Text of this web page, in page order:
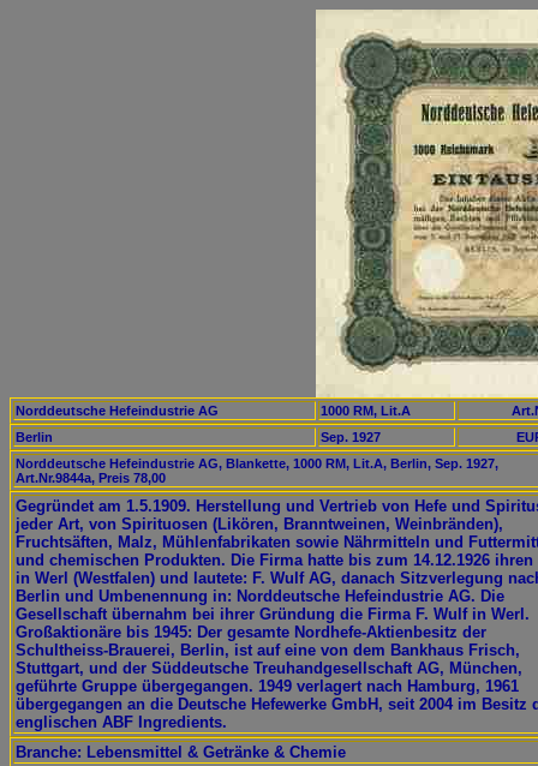
Norddeutsche Hefeindustrie AG 1000 RM, Lit.A
Berlin
Sep. 1927
Norddeutsche Hefeindustrie AG, Blankette, 1000 RM, Lit.A, Berlin, Sep. 1927,
Art.Nr.9844a, Preis 78,00
Gegründet am 1.5.1909. Herstellung und Vertrieb von Hefe und
jeder Art, von Spirituosen (Likören, Branntweinen, Weinbränden),
Fruchtsäften, Malz, Mühlenfabrikaten sowie Nährmitteln und
und chemischen Produkten. Die Firma hatte bis zum 14.12.1926 ihren
in Werl (Westfalen) und lautete: F. Wulf AG, danach Sitzverlegung
Berlin und Umbenennung in: Norddeutsche Hefeindustrie AG. Die
Gesellschaft übernahm bei ihrer Gründung die Firma F. Wulf in Werl.
Großaktionäre bis 1945: Der gesamte Nordhefe-Aktienbesitz der
Schultheiss-Brauerei, Berlin, ist auf eine von dem Bankhaus Frisch,
Stuttgart, und der Süddeutsche Treuhandgesellschaft AG, München,
geführte Gruppe übergegangen. 1949 verlagert nach Hamburg, 1961
übergegangen an die Deutsche Hefewerke GmbH, seit 2004 im Besitz
englischen ABF Ingredients.
Branche: Lebensmittel & Getränke & Chemie